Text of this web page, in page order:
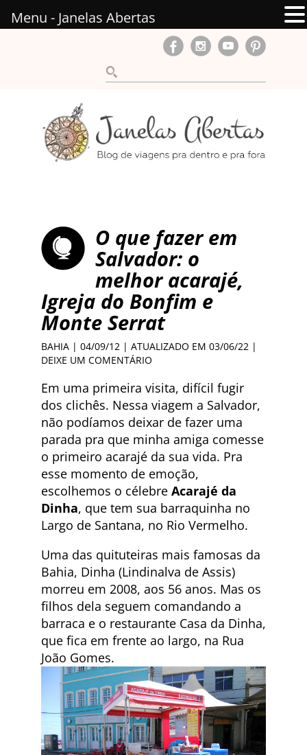
O que fazer em
Salvador: o
melhor acarajé,
Igreja do Bonfim e
Monte Serrat
BAHIA | 04/09/12 | ATUALIZADO EM 03/06/22 |
DEIXE UM COMENTÁRIO
Em uma primeira visita, difícil fugir
dos clichês. Nessa viagem a Salvador,
não podíamos deixar de fazer uma
parada pra que minha amiga comesse
o primeiro acarajé da sua vida. Pra
esse momento de emoção,
escolhemos o célebre Acarajé da
Dinha, que tem sua barraquinha no
Largo de Santana, no Rio Vermelho.
Uma das quituteiras mais famosas da
Bahia, Dinha (Lindinalva de Assis)
morreu em 2008, aos 56 anos. Mas os
filhos dela seguem comandando a
barraca e o restaurante Casa da Dinha,
que fica em frente ao largo, na Rua
João Gomes.
Menu - Janelas Abertas